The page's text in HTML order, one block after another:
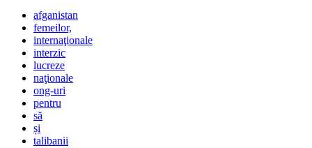
afganistan
femeilor,
internaţionale
interzic
lucreze
naţionale
ong-uri
pentru
să
și
talibanii